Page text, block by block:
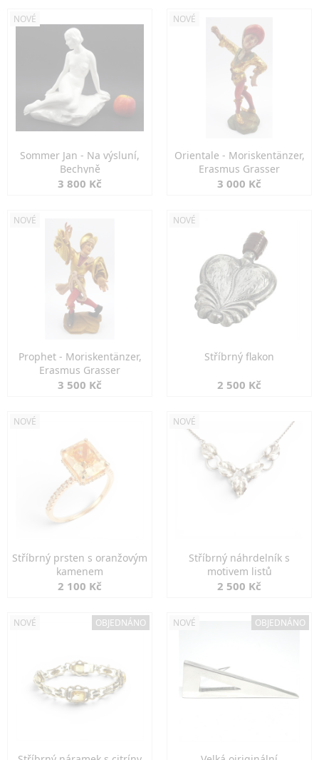
NOVÉ
Sommer Jan - Na výsluní,
Bechyně
3 800 Kč
NOVÉ
Orientale - Moriskentänzer,
Erasmus Grasser
3 000 Kč
NOVÉ
Prophet - Moriskentänzer,
Erasmus Grasser
3 500 Kč
NOVÉ
Stříbrný flakon
2 500 Kč
NOVÉ
Stříbrný prsten s oranžovým
kamenem
2 100 Kč
NOVÉ
Stříbrný náhrdelník s
motivem listů
2 500 Kč
NOVÉ OBJEDNÁNO NOVÉ OBJEDNÁNO